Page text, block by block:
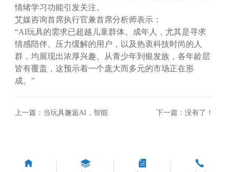
情绪学习功能引发关注。
艾媒咨询首席执行官兼首席分析师表示：
“AI玩具的需求已超越儿童群体。成年人，尤其是寻求
情感陪伴、压力缓解的用户，以及热衷科技时尚的人
群，均展现出浓厚兴趣。从青少年到银发族，各年龄层
皆有覆盖，这预示着一个庞大而多元的市场正在形
成。”
上一篇： 当玩具邂逅AI，智能
下一篇：没有了！